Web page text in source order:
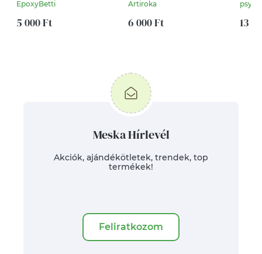
EpoxyBetti
5 000 Ft
hullámok tengerén
mintával - Artiroka
Artiroka
6 000 Ft 13
Meska Hírlevél
Akciók, ajándékötletek, trendek, top
termékek!
Feliratkozom